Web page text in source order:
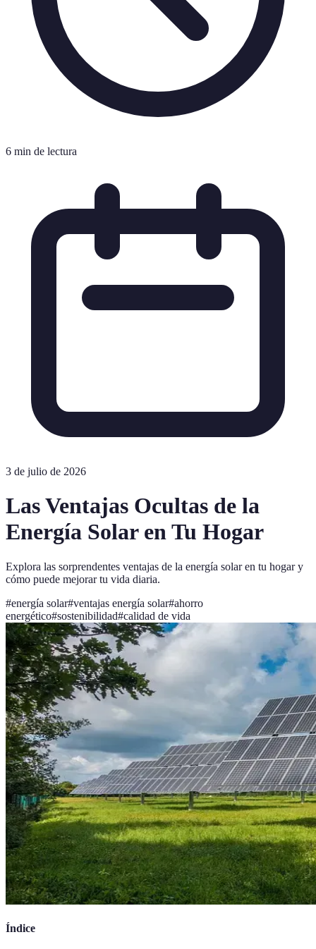
6 min de lectura
3 de julio de 2026
Las Ventajas Ocultas de la
Energía Solar en Tu Hogar
Explora las sorprendentes ventajas de la energía solar en tu hogar y
cómo puede mejorar tu vida diaria.
#energía solar#ventajas energía solar#ahorro
energético#sostenibilidad#calidad de vida
Índice